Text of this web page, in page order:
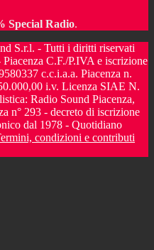
Special Radio.
S.r.l. - Tutti i diritti riservati
C.F./P.IVA e iscrizione
c.c.i.a.a. Piacenza n.
i.v. Licenza SIAE N.
Radio Sound Piacenza,
n° 293 - decreto di iscrizione
dal 1978 - Quotidiano
condizioni e contributi